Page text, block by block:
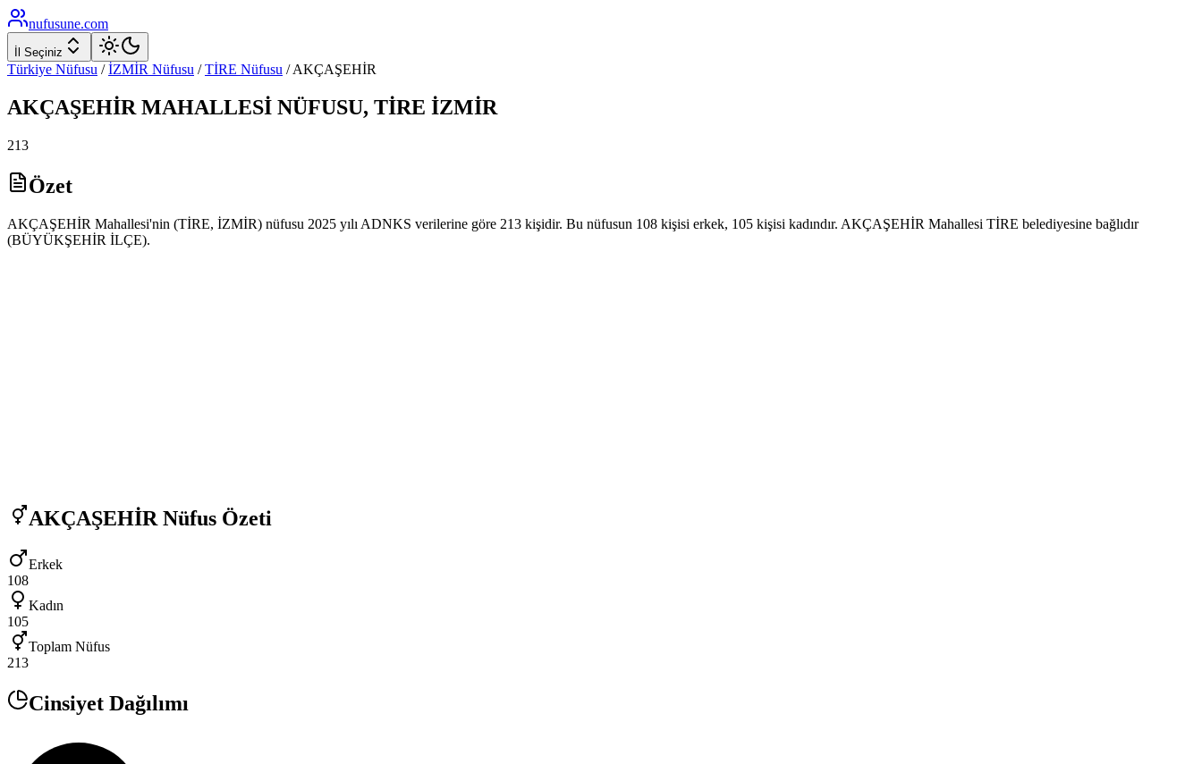
nufusune.com
İl Seçiniz
Türkiye Nüfusu / İZMİR Nüfusu / TİRE Nüfusu /AKÇAŞEHİR
AKÇAŞEHİR MAHALLESİ NÜFUSU, TİRE İZMİR
213
Özet
AKÇAŞEHİR Mahallesi'nin (TİRE, İZMİR) nüfusu 2025 yılı ADNKS verilerine göre 213 kişidir. Bu nüfusun 108 kişisi erkek, 105 kişisi kadındır. AKÇAŞEHİR Mahallesi TİRE belediyesine bağlıdır
(BÜYÜKŞEHİR İLÇE).
AKÇAŞEHİR Nüfus Özeti
Erkek
108
Kadın
105
Toplam Nüfus
213
Cinsiyet Dağılımı